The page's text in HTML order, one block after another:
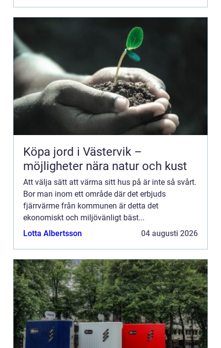
Köpa jord i Västervik –
möjligheter nära natur och kust
Att välja sätt att värma sitt hus på är inte så svårt.
Bor man inom ett område där det erbjuds
fjärrvärme från kommunen är detta det
ekonomiskt och miljövänligt bäst...
Lotta Albertsson
04 augusti 2026